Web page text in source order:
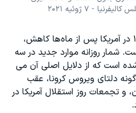
رهبری ایران
- ۷ ژوئیه ۲۰۲۱
موارد ابتلا به کووید-۱۹ در آمریکا پس از ماه‌ها کاهش،
شمار روزانه موارد جدید در سه
است که از دلایل اصلی آن می
دلتای ویروس کرونا، عقب
و تجمعات روز استقلال آمریکا در